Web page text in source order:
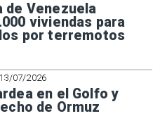
de Venezuela
viviendas para
por terremotos
07/2026
en el Golfo y
de Ormuz